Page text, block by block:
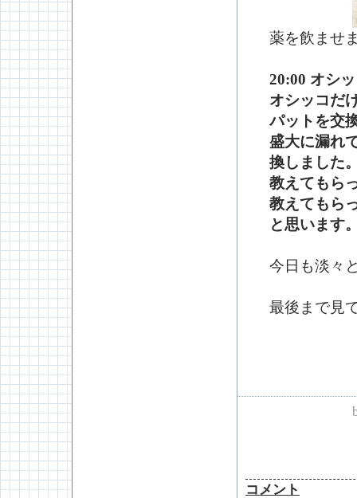
薬を飲ませ
20:00 オシ
オシッコだ
パットを交
盛大に漏れ
換しました
教えてもら
教えてもら
と思います
今日も淡々
最後まで見
コメント